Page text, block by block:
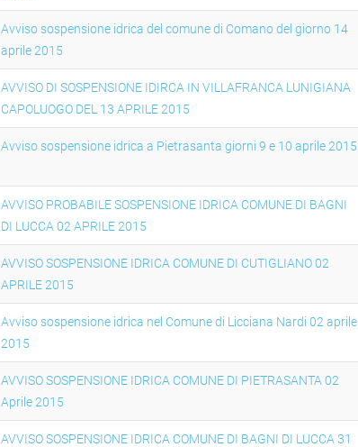
Avviso sospensione idrica del comune di Comano del giorno 14
aprile 2015
AVVISO DI SOSPENSIONE IDIRCA IN VILLAFRANCA LUNIGIANA
CAPOLUOGO DEL 13 APRILE 2015
Avviso sospensione idrica a Pietrasanta giorni 9 e 10 aprile 2015
AVVISO PROBABILE SOSPENSIONE IDRICA COMUNE DI BAGNI
DI LUCCA 02 APRILE 2015
AVVISO SOSPENSIONE IDRICA COMUNE DI CUTIGLIANO 02
APRILE 2015
Avviso sospensione idrica nel Comune di Licciana Nardi 02 aprile
2015
AVVISO SOSPENSIONE IDRICA COMUNE DI PIETRASANTA 02
Aprile 2015
AVVISO SOSPENSIONE IDRICA COMUNE DI BAGNI DI LUCCA 31